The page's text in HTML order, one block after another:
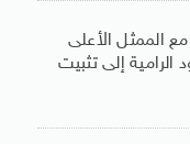
مع الممثل الأعلى
الرامية إلى تثبيت